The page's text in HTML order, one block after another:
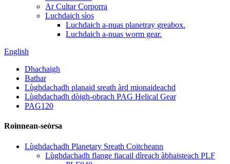
Ar Cultar Corporra
Luchdaich sìos
Luchdaich a-nuas planetray greabox.
Luchdaich a-nuas worm gear.
English
Dhachaigh
Bathar
Lùghdachadh planaid sreath àrd mionaideachd
Lùghdachadh dòigh-obrach PAG Helical Gear
PAG120
Roinnean-seòrsa
Lùghdachadh Planetary Sreath Coitcheann
Lùghdachadh flange fiacail dìreach àbhaisteach PLF